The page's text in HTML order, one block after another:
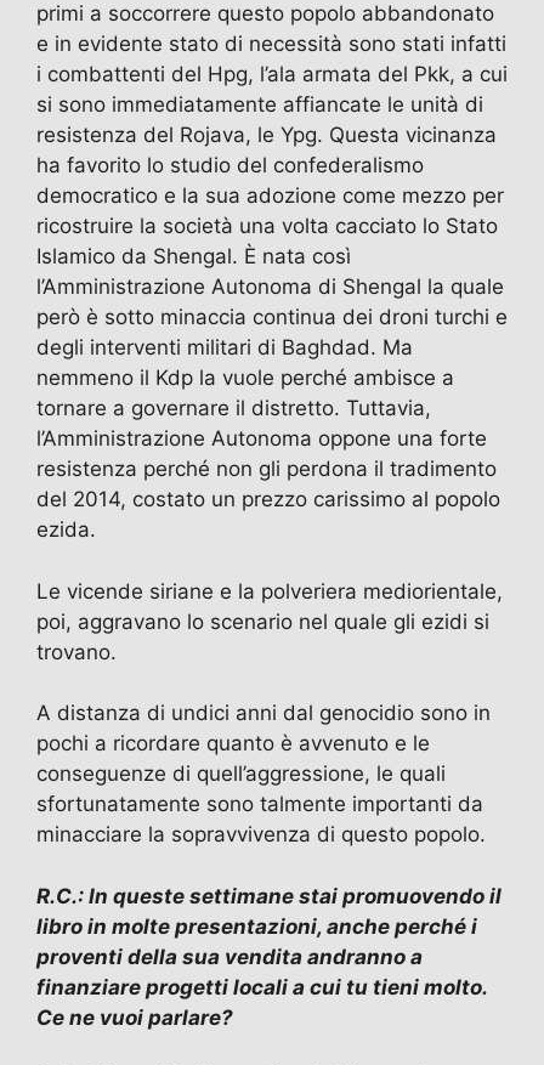
primi a soccorrere questo popolo abbandonato
e in evidente stato di necessità sono stati infatti
i combattenti del Hpg, l’ala armata del Pkk, a cui
si sono immediatamente affiancate le unità di
resistenza del Rojava, le Ypg. Questa vicinanza
ha favorito lo studio del confederalismo
democratico e la sua adozione come mezzo per
ricostruire la società una volta cacciato lo Stato
Islamico da Shengal. È nata così
l’Amministrazione Autonoma di Shengal la quale
però è sotto minaccia continua dei droni turchi e
degli interventi militari di Baghdad. Ma
nemmeno il Kdp la vuole perché ambisce a
tornare a governare il distretto. Tuttavia,
l’Amministrazione Autonoma oppone una forte
resistenza perché non gli perdona il tradimento
del 2014, costato un prezzo carissimo al popolo
ezida.
Le vicende siriane e la polveriera mediorientale,
poi, aggravano lo scenario nel quale gli ezidi si
trovano.
A distanza di undici anni dal genocidio sono in
pochi a ricordare quanto è avvenuto e le
conseguenze di quell’aggressione, le quali
sfortunatamente sono talmente importanti da
minacciare la sopravvivenza di questo popolo.
R.C.: In queste settimane stai promuovendo il
libro in molte presentazioni, anche perché i
proventi della sua vendita andranno a
finanziare progetti locali a cui tu tieni molto.
Ce ne vuoi parlare?